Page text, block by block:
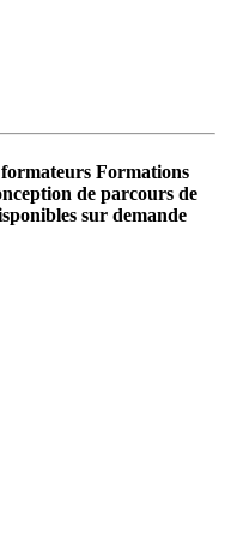
Formations
de parcours de
sur demande